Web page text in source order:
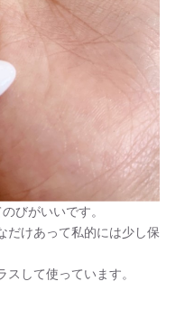
びがいいです。
だけあって私的には少し保
スして使っています。